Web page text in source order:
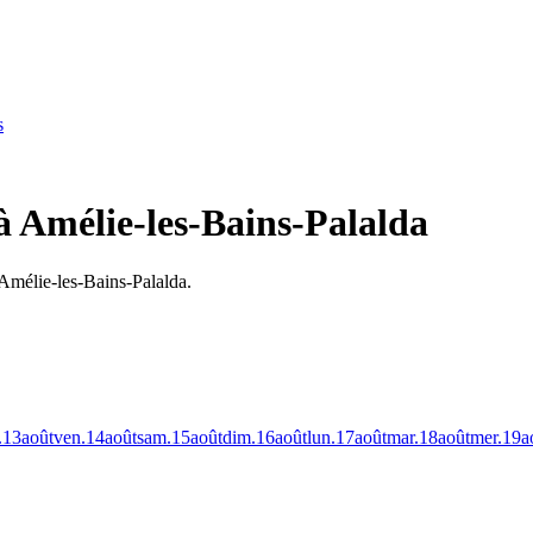
Amélie-les-Bains-Palalda
les-Bains-Palalda.
13aoûtven.14aoûtsam.15aoûtdim.16aoûtlun.17aoûtmar.18aoûtmer.19